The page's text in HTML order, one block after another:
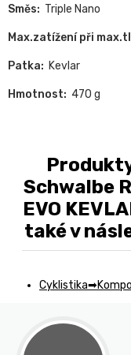
Směs: Triple Nano
Max.zatížení při
Patka: Kevlar
Hmotnost: 470 g
Schwalbe
EVO
také v
Cyklistika